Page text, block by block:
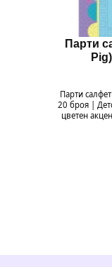
Парти
Парти
20 броя |
цветен